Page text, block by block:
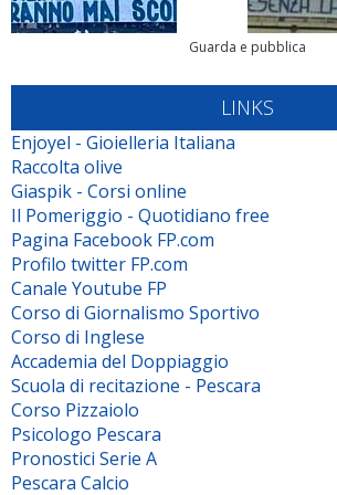
Guarda e pubblica
LINKS
Enjoyel - Gioielleria Italiana
Raccolta olive
Giaspik - Corsi online
Il Pomeriggio - Quotidiano free
Pagina Facebook FP.com
Profilo twitter FP.com
Canale Youtube FP
Corso di Giornalismo Sportivo
Corso di Inglese
Accademia del Doppiaggio
Scuola di recitazione - Pescara
Corso Pizzaiolo
Psicologo Pescara
Pronostici Serie A
Pescara Calcio